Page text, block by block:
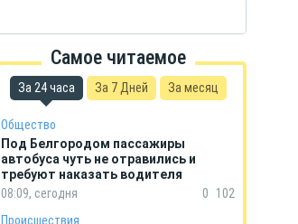
Самое читаемое
За 24 часа За 7 Дней За месяц
Общество
Под Белгородом пассажиры
автобуса чуть не отравились и
требуют наказать водителя
08:09, сегодня
0
102
Происшествия